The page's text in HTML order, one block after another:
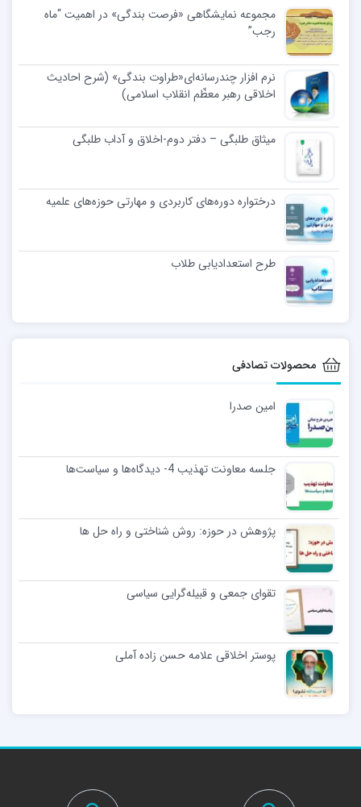
مجموعه نمایشگاهی «فرصت بندگی» در اهمیت “ماه
رجب”
نرم افزار چندرسانه‌ای«طراوت بندگی» (شرح احادیث
اخلاقی رهبر معظّم انقلاب اسلامی)
میثاق طلبگی – دفتر دوم-اخلاق و آداب طلبگی
درختواره دوره‌های کاربردی و مهارتی حوزه‌های علمیه
طرح استعدادیابی طلاب
محصولات تصادفی
امین صدرا
جلسه معاونت تهذیب 4- دیدگاه‌ها و سیاست‌ها
پژوهش در حوزه: روش شناختی و راه حل ها
تقوای جمعی و قبیله‌گرایی سیاسی
پوستر اخلاقی علامه حسن زاده آملی